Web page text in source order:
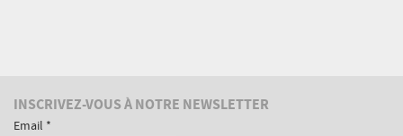
Informations
complémentaires
INSCRIVEZ-VOUS À NOTRE NEWSLETTER
Email *